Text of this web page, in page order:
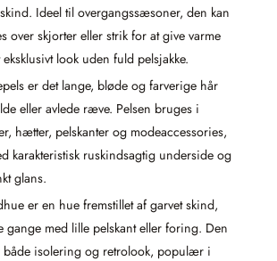
Ideel til overgangssæsoner, den kan
over skjorter eller strik for at give varme
look uden fuld pelsjakke.
er det lange, bløde og farverige hår
eller avlede ræve. Pelsen bruges i
hætter, pelskanter og modeaccessories,
karakteristisk ruskindsagtig underside og
glans.
er en hue fremstillet af garvet skind,
gange med lille pelskant eller foring. Den
både isolering og retrolook, populær i